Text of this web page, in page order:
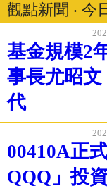
觀點新聞 ‧ 今
基金規模2
事長尤昭
代
00410A正
QQQ」投